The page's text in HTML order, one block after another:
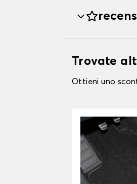
Trovate
Ottieni uno